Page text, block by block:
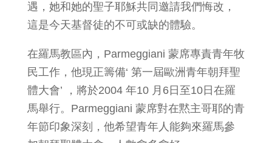
遇，她和她的聖子耶穌共同邀請我們悔改，
這是今天基督徒的不可或缺的體驗。
在羅馬教區內，Parmeggiani 蒙席專責青年牧
民工作，他現正籌備‘ 第一屆歐洲青年朝拜聖
體大會’ ，將於2004 年10 月6日至10日在羅
馬舉行。Parmeggiani 蒙席對在黙主哥耶的青
年節印象深刻，他希望青年人能夠來羅馬參